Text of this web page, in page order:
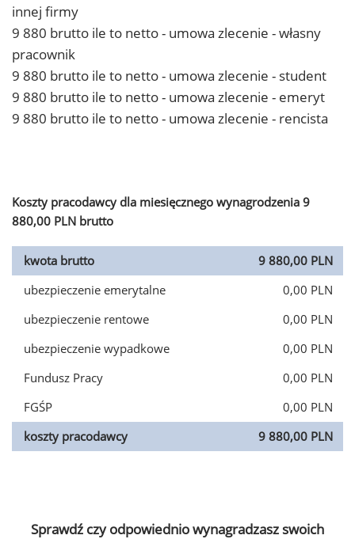
innej firmy
9 880 brutto ile to netto - umowa zlecenie - własny
pracownik
9 880 brutto ile to netto - umowa zlecenie - student
9 880 brutto ile to netto - umowa zlecenie - emeryt
9 880 brutto ile to netto - umowa zlecenie - rencista
Koszty pracodawcy dla miesięcznego wynagrodzenia 9
880,00 PLN brutto
kwota brutto
9 880,00 PLN
ubezpieczenie emerytalne
0,00 PLN
ubezpieczenie rentowe
0,00 PLN
ubezpieczenie wypadkowe
0,00 PLN
Fundusz Pracy
0,00 PLN
FGŚP
0,00 PLN
koszty pracodawcy
9 880,00 PLN
Sprawdź czy odpowiednio wynagradzasz swoich